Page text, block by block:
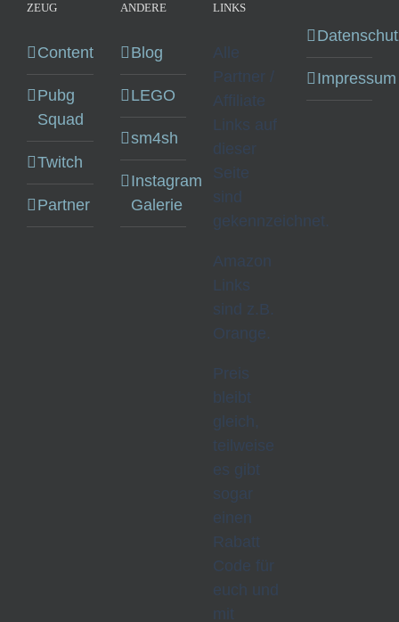
ZEUG
Content
Pubg
Squad
Twitch
Partner
ANDERE
Blog
LEGO
sm4sh
Instagram
Galerie
LINKS
Alle
Partner /
Affiliate
Links auf
dieser
Seite
sind
gekennzeichnet.
Amazon
Links
sind z.B.
Orange.
Preis
bleibt
gleich,
teilweise
es gibt
sogar
einen
Rabatt
Code für
euch und
mit
Impressum